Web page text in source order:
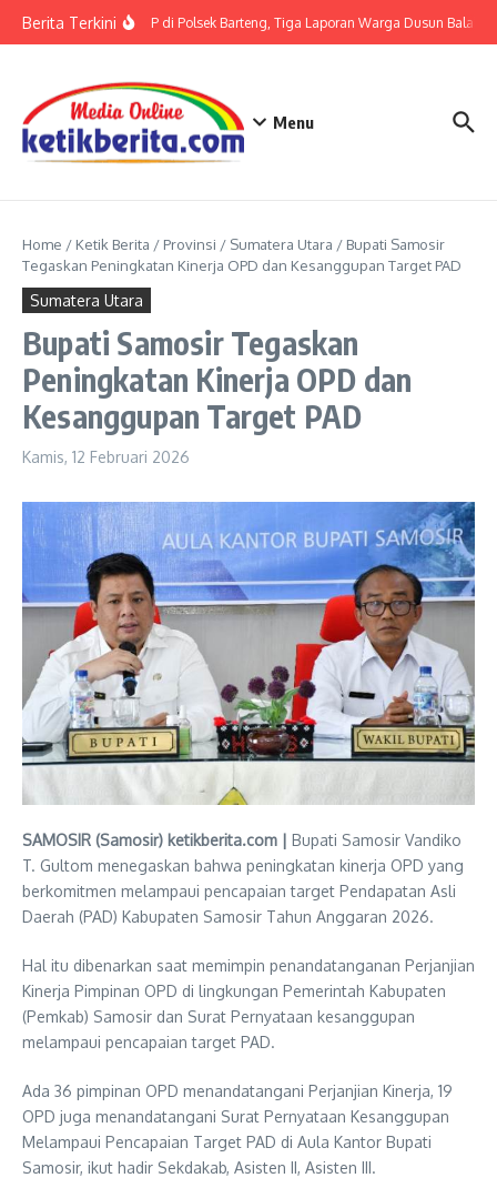
Berita TerkiniTerkait LP di Polsek Barteng, Tiga Laporan Warga Dusun Balaka
Menu
Home / Ketik Berita / Provinsi / Sumatera Utara / Bupati Samosir
Tegaskan Peningkatan Kinerja OPD dan Kesanggupan Target PAD
Sumatera Utara
Bupati Samosir Tegaskan
Peningkatan Kinerja OPD dan
Kesanggupan Target PAD
Kamis, 12 Februari 2026
SAMOSIR (Samosir) ketikberita.com | Bupati Samosir Vandiko
T. Gultom menegaskan bahwa peningkatan kinerja OPD yang
berkomitmen melampaui pencapaian target Pendapatan Asli
Daerah (PAD) Kabupaten Samosir Tahun Anggaran 2026.
Hal itu dibenarkan saat memimpin penandatanganan Perjanjian
Kinerja Pimpinan OPD di lingkungan Pemerintah Kabupaten
(Pemkab) Samosir dan Surat Pernyataan kesanggupan
melampaui pencapaian target PAD.
Ada 36 pimpinan OPD menandatangani Perjanjian Kinerja, 19
OPD juga menandatangani Surat Pernyataan Kesanggupan
Melampaui Pencapaian Target PAD di Aula Kantor Bupati
Samosir, ikut hadir Sekdakab, Asisten II, Asisten III.